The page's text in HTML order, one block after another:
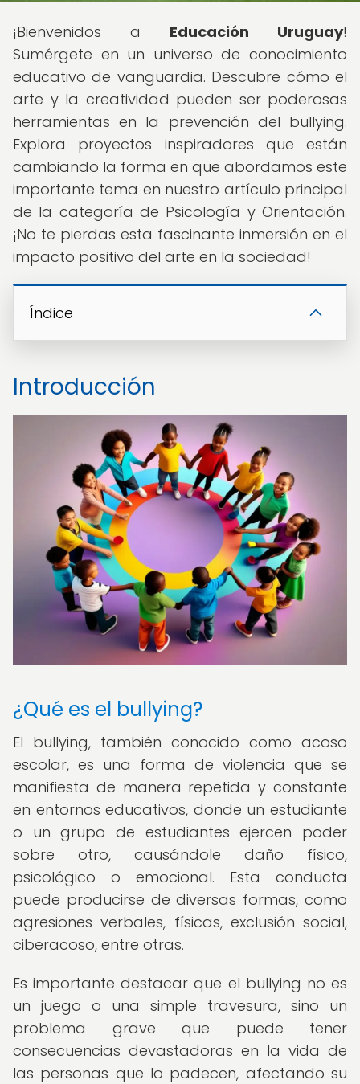
¡Bienvenidos a Educación Uruguay!
Sumérgete en un universo de conocimiento
educativo de vanguardia. Descubre cómo el
arte y la creatividad pueden ser poderosas
herramientas en la prevención del bullying.
Explora proyectos inspiradores que están
cambiando la forma en que abordamos este
importante tema en nuestro artículo principal
de la categoría de Psicología y Orientación.
¡No te pierdas esta fascinante inmersión en el
impacto positivo del arte en la sociedad!
Índice
Introducción
¿Qué es el bullying?
El bullying, también conocido como acoso
escolar, es una forma de violencia que se
manifiesta de manera repetida y constante
en entornos educativos, donde un estudiante
o un grupo de estudiantes ejercen poder
sobre otro, causándole daño físico,
psicológico o emocional. Esta conducta
puede producirse de diversas formas, como
agresiones verbales, físicas, exclusión social,
ciberacoso, entre otras.
Es importante destacar que el bullying no es
un juego o una simple travesura, sino un
problema grave que puede tener
consecuencias devastadoras en la vida de
las personas que lo padecen, afectando su